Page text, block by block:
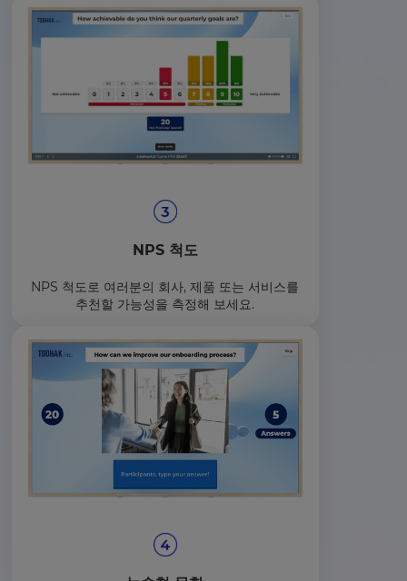
NPS 척도
NPS 척도로 여러분의 회사, 제품 또는 서비스를
추천할 가능성을 측정해 보세요.